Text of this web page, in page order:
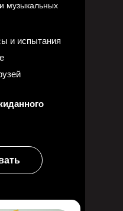
и испытания
музыкальных